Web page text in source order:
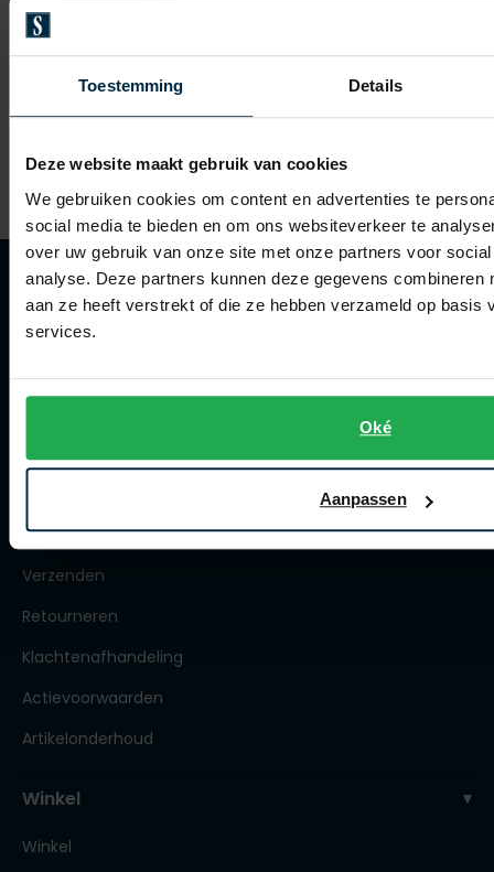
Toestemming Details
Deze website maakt gebruik van cookies
We gebruiken cookies om content en advertenties te
social media te bieden en om ons websiteverkeer te
over uw gebruik van onze site met onze partners voor
analyse. Deze partners kunnen deze gegevens combineren
aan ze heeft verstrekt of die ze hebben verzameld op basis
services.
Oké
Aanpassen
New Zealand
Veelgestelde vragen
Betalen
Verzenden
Retourneren
Klachtenafhandeling
Actievoorwaarden
Artikelonderhoud
Winkel
Winkel